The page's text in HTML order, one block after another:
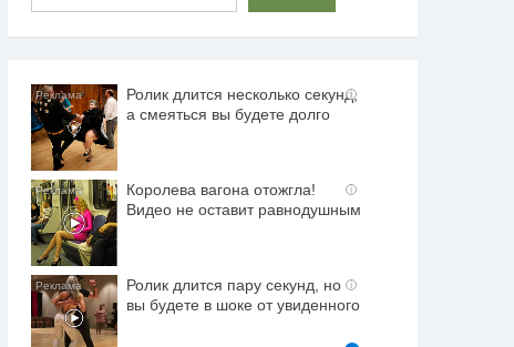
i
Ролик длится несколько секунд,
а смеяться вы будете долго
i
Королева вагона отожгла!
Видео не оставит равнодушным
i
Ролик длится пару секунд, но
вы будете в шоке от увиденного